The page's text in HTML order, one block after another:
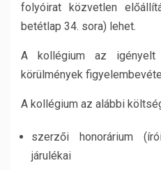
folyóirat közvetlen
betétlap 34. sora) lehet.
A kollégium az
körülmények
A kollégium az alábbi
szerzői honorárium
járulékai